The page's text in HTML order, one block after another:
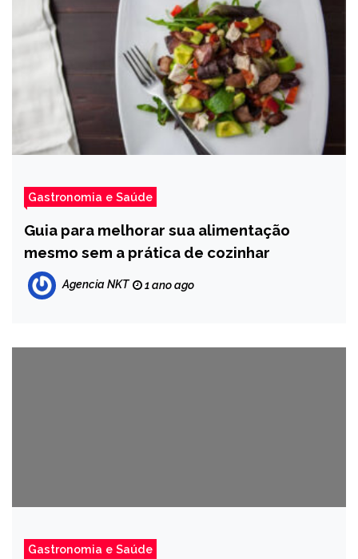
Gastronomia e Saúde
Guia para melhorar sua alimentação
mesmo sem a prática de cozinhar
Agencia NKT 1 ano ago
Gastronomia e Saúde